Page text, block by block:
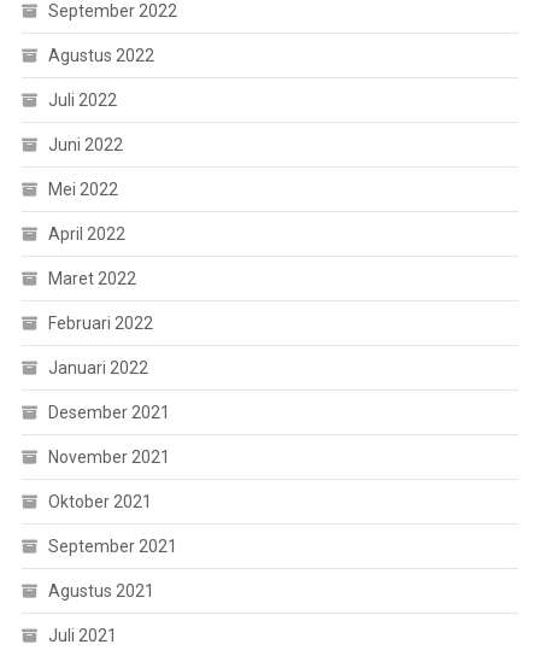
September 2022
Agustus 2022
Juli 2022
Juni 2022
Mei 2022
April 2022
Maret 2022
Februari 2022
Januari 2022
Desember 2021
November 2021
Oktober 2021
September 2021
Agustus 2021
Juli 2021